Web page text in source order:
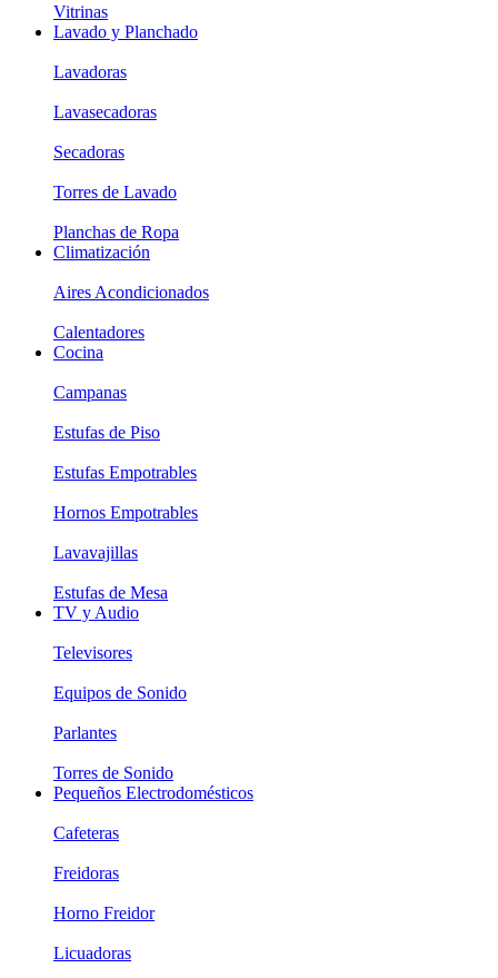
Vitrinas
Lavado y Planchado
Lavadoras
Lavasecadoras
Secadoras
Torres de Lavado
Planchas de Ropa
Climatización
Aires Acondicionados
Calentadores
Cocina
Campanas
Estufas de Piso
Estufas Empotrables
Hornos Empotrables
Lavavajillas
Estufas de Mesa
TV y Audio
Televisores
Equipos de Sonido
Parlantes
Torres de Sonido
Pequeños Electrodomésticos
Cafeteras
Freidoras
Horno Freidor
Licuadoras